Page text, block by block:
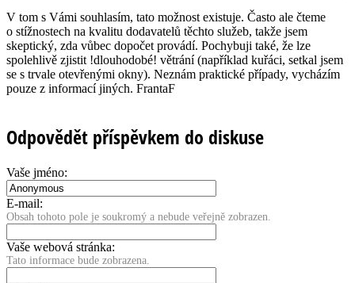
V tom s Vámi souhlasím, tato možnost existuje. Často ale čteme
o stížnostech na kvalitu dodavatelů těchto služeb, takže jsem
skeptický, zda vůbec dopočet provádí. Pochybuji také, že lze
spolehlivě zjistit !dlouhodobé! větrání (například kuřáci, setkal jsem
se s trvale otevřenými okny). Neznám praktické případy, vycházím
pouze z informací jiných. FrantaF
Odpovědět příspěvkem do diskuse
Vaše jméno:
E-mail:
Obsah tohoto pole je soukromý a nebude veřejně zobrazen.
Vaše webová stránka:
Tato informace bude zobrazena.